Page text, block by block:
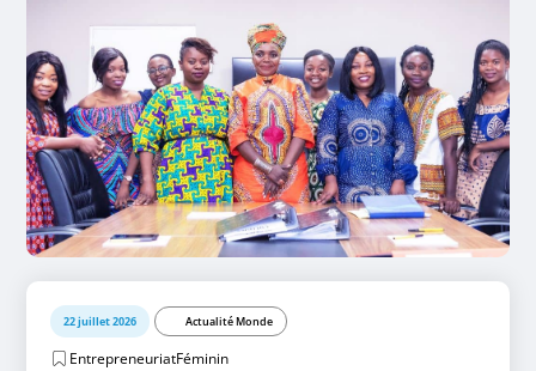
22 juillet 2026 Actualité Monde
EntrepreneuriatFéminin